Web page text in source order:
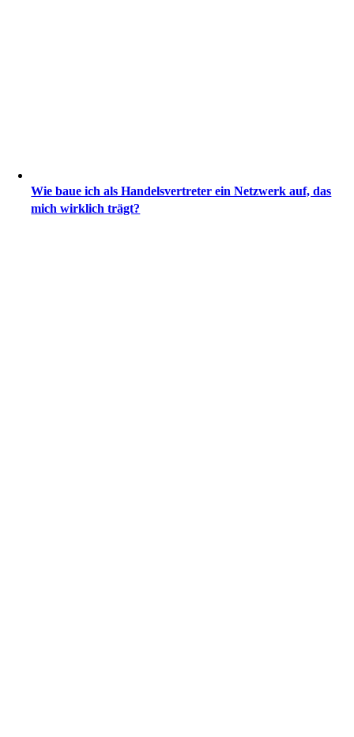
Wie baue ich als Handelsvertreter ein Netzwerk auf, das
mich wirklich trägt?